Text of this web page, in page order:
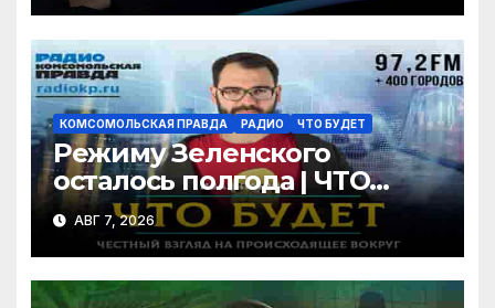
КОМСОМОЛЬСКАЯ ПРАВДА РАДИО ЧТО БУДЕТ
Режиму Зеленского
осталось полгода | ЧТО
БУДЕТ | 07.08.2026
АВГ 7, 2026